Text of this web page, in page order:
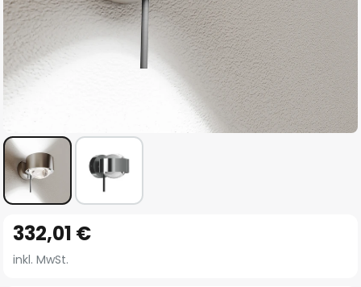
Anfang
der
332,01 €
inkl. MwSt.